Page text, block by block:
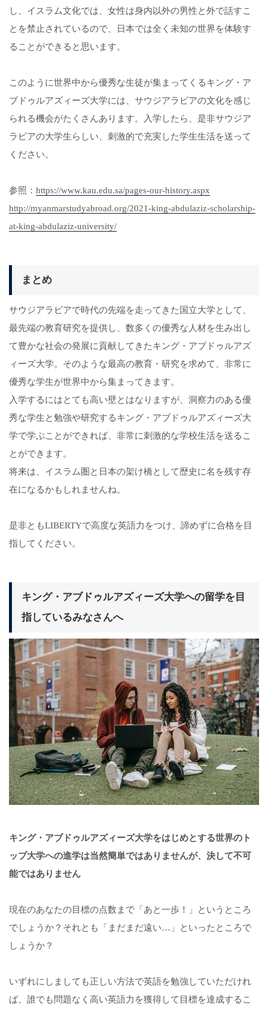
し、イスラム文化では、女性は身内以外の男性と外で話すこ
とを禁止されているので、日本では全く未知の世界を体験す
ることができると思います。
このように世界中から優秀な生徒が集まってくるキング・ア
ブドゥルアズィーズ大学には、サウジアラビアの文化を感じ
られる機会がたくさんあります。入学したら、是非サウジア
ラビアの大学生らしい、刺激的で充実した学生生活を送って
ください。
参照： https://www.kau.edu.sa/pages-our-history.aspx
http://myanmarstudyabroad.org/2021-king-abdulaziz-scholarship-
at-king-abdulaziz-university/
まとめ
サウジアラビアで時代の先端を走ってきた国立大学として、
最先端の教育研究を提供し、数多くの優秀な人材を生み出し
て豊かな社会の発展に貢献してきたキング・アブドゥルアズ
ィーズ大学。そのような最高の教育・研究を求めて、非常に
優秀な学生が世界中から集まってきます。
入学するにはとても高い壁とはなりますが、洞察力のある優
秀な学生と勉強や研究するキング・アブドゥルアズィーズ大
学で学ぶことができれば、非常に刺激的な学校生活を送るこ
とができます。
将来は、イスラム圏と日本の架け橋として歴史に名を残す存
在になるかもしれませんね。
是非ともLIBERTYで高度な英語力をつけ、諦めずに合格を目
指してください。
キング・アブドゥルアズィーズ大学への留学を目
指しているみなさんへ
キング・アブドゥルアズィーズ大学をはじめとする世界のト
ップ大学への進学は当然簡単ではありませんが、決して不可
能ではありません
現在のあなたの目標の点数まで「あと一歩！」というところ
でしょうか？それとも「まだまだ遠い…」といったところで
しょうか？
いずれにしましても正しい方法で英語を勉強していただけれ
ば、誰でも問題なく高い英語力を獲得して目標を達成するこ